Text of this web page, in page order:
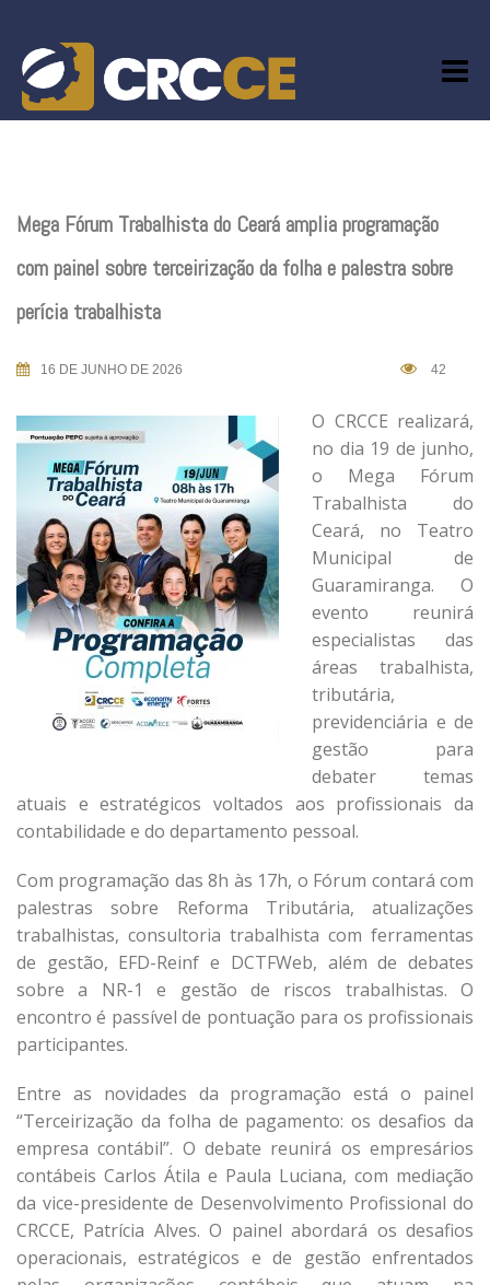
content
Mega Fórum Trabalhista do Ceará amplia programação
com painel sobre terceirização da folha e palestra sobre
perícia trabalhista
16 DE JUNHO DE 2026 42
O CRCCE realizará,
no dia 19 de junho,
o Mega Fórum
Trabalhista do
Ceará, no Teatro
Municipal de
Guaramiranga. O
evento reunirá
especialistas das
áreas trabalhista,
tributária,
previdenciária e de
gestão para
debater temas
atuais e estratégicos voltados aos profissionais da
contabilidade e do departamento pessoal.
Com programação das 8h às 17h, o Fórum contará com
palestras sobre Reforma Tributária, atualizações
trabalhistas, consultoria trabalhista com ferramentas
de gestão, EFD-Reinf e DCTFWeb, além de debates
sobre a NR-1 e gestão de riscos trabalhistas. O
encontro é passível de pontuação para os profissionais
participantes.
Entre as novidades da programação está o painel
“Terceirização da folha de pagamento: os desafios da
empresa contábil”. O debate reunirá os empresários
contábeis Carlos Átila e Paula Luciana, com mediação
da vice-presidente de Desenvolvimento Profissional do
CRCCE, Patrícia Alves. O painel abordará os desafios
operacionais, estratégicos e de gestão enfrentados